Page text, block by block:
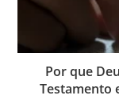
Por que
Testamento